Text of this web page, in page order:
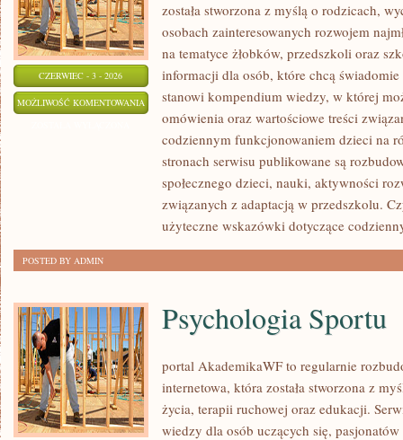
CZERWIEC - 3 - 2026
MOŻLIWOŚĆ KOMENTOWANIA PRZEDSZKOLA
ŻLOBKI
została stworzona z myślą o rodzicach,
osobach zainteresowanych rozwojem
na tematyce żłobków, przedszkoli oraz
informacji dla osób, które chcą
stanowi kompendium wiedzy, w której
omówienia oraz wartościowe treści
codziennym funkcjonowaniem dzieci na
stronach serwisu publikowane są
społecznego dzieci, nauki, aktywności
związanych z adaptacją w przedszkolu.
użyteczne wskazówki dotyczące
POSTED BY ADMIN
Psychologia Sportu
portal AkademikaWF to regularnie
internetowa, która została stworzona z
życia, terapii ruchowej oraz edukacji.
wiedzy dla osób uczących się,